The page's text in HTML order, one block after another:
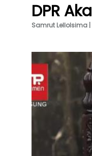
DPR
Samrut Lellolsima |